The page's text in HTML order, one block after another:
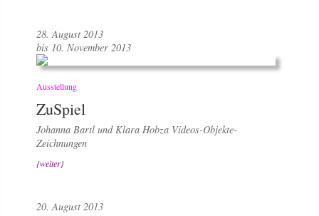
28. August 2013
bis 10. November 2013
Ausstellung
ZuSpiel
Johanna Bartl und Klara Hobza Videos-Objekte-
Zeichnungen
{weiter}
20. August 2013